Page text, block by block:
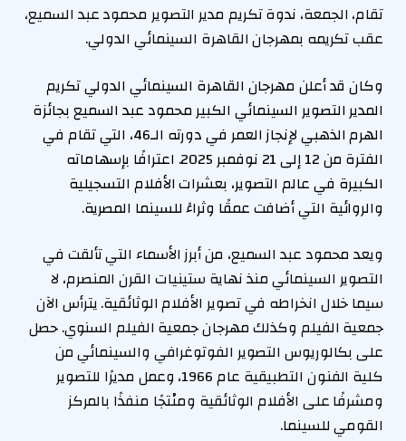
تقام، الجمعة، ندوة تكريم مدير التصوير محمود عبد السميع،
عقب تكريمه بمهرجان القاهرة السينمائي الدولي.
وكان قد أعلن مهرجان القاهرة السينمائي الدولي تكريم
المدير التصوير السينمائي الكبير محمود عبد السميع بجائزة
الهرم الذهبي لإنجاز العمر في دورته الـ46، التي تقام في
الفترة من 12 إلى 21 نوفمبر 2025. اعترافًا بإسهاماته
الكبيرة في عالم التصوير، بعشرات الأفلام التسجيلية
والروائية التي أضافت عمقًا وثراءً للسينما المصرية.
ويعد محمود عبد السميع، من أبرز الأسماء التي تألقت في
التصوير السينمائي منذ نهاية ستينيات القرن المنصرم، لا
سيما خلال انخراطه في تصوير الأفلام الوثائقية. يترأس الآن
جمعية الفيلم وكذلك مهرجان جمعية الفيلم السنوي. حصل
على بكالوريوس التصوير الفوتوغرافي والسينمائي من
كلية الفنون التطبيقية عام 1966، وعمل مديرًا للتصوير
ومشرفًا على الأفلام الوثائقية ومنْتجًا منفذًا بالمركز
القومي للسينما.